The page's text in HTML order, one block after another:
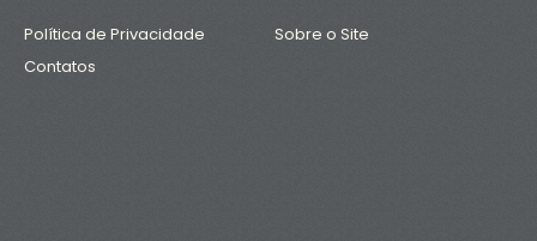
Política de Privacidade
Sobre o Site
Contatos